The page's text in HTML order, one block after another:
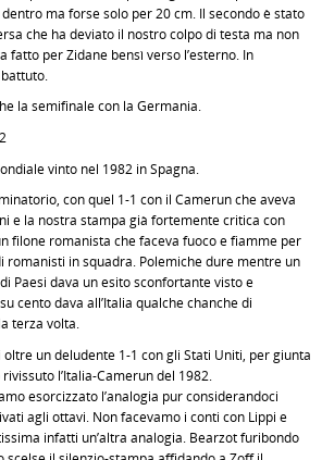
ma forse solo per 20 cm. Il secondo è stato
che ha deviato il nostro colpo di testa ma non
fatto per Zidane bensì verso l’esterno. In
la semifinale con la Germania.
vinto nel 1982 in Spagna.
con quel 1-1 con il Camerun che aveva
e la nostra stampa già fortemente critica con
filone romanista che faceva fuoco e fiamme per
romanisti in squadra. Polemiche dure mentre un
Paesi dava un esito sconfortante visto e
cento dava all’Italia qualche chanche di
terza volta.
un deludente 1-1 con gli Stati Uniti, per giunta
l’Italia-Camerun del 1982.
esorcizzato l’analogia pur considerandoci
agli ottavi. Non facevamo i conti con Lippi e
infatti un’altra analogia. Bearzot furibondo